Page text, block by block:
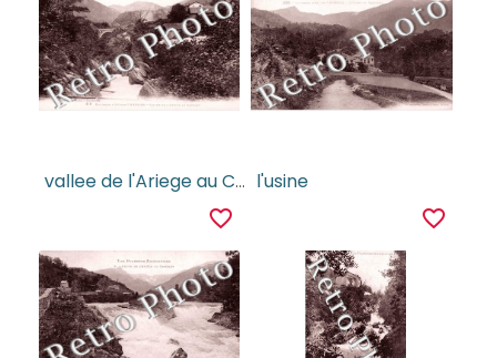
vallee de l'Ariege au Catelet
favorite_border
l'usine
favorite_border